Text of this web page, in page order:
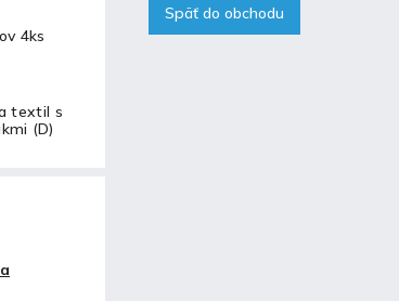
4ks
textil s
(D)
Späť do obchodu